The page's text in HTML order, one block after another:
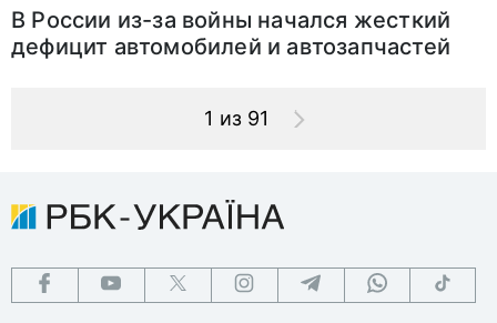
В России из-за войны начался жесткий
дефицит автомобилей и автозапчастей
1 из 91